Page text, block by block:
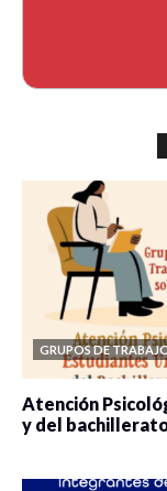
GRUPOS DE
Atención
y del